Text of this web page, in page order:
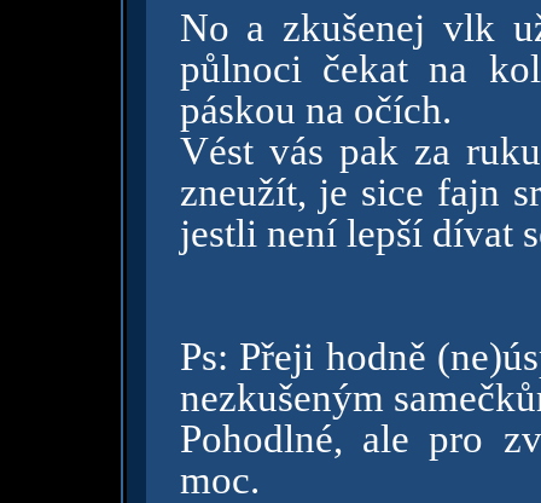
No a zkušenej vlk
půlnoci čekat na
páskou na očích.
Vést vás pak za
zneužít, je sice fajn
jestli není lepší dívat
Ps: Přeji hodně
nezkušeným
Pohodlné, ale pro
moc.